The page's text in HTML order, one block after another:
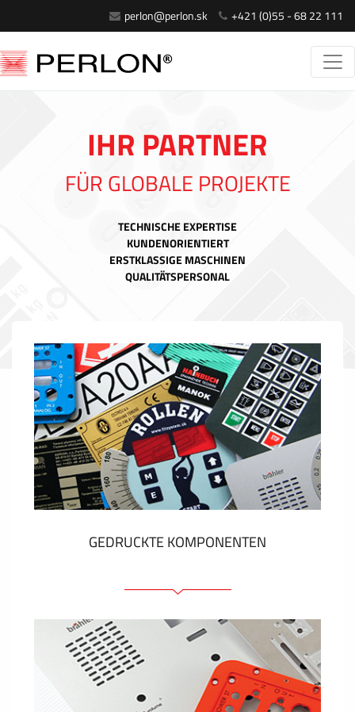
perlon@perlon.sk +421 (0)55 - 68 22 111
IHR PARTNER
FÜR GLOBALE PROJEKTE
TECHNISCHE EXPERTISE
KUNDENORIENTIERT
ERSTKLASSIGE MASCHINEN
QUALITÄTSPERSONAL
GEDRUCKTE KOMPONENTEN
Folienschilder
Folientastaturen
Metallschilder
Aufkleber und Etiketten